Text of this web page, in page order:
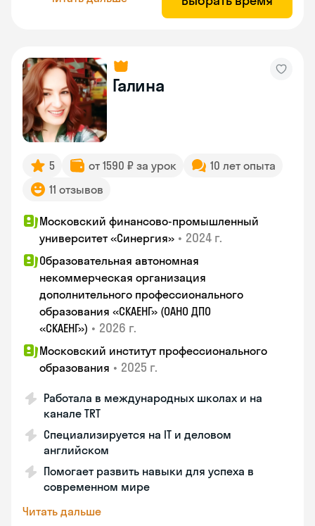
Галина
5 от 1590 ₽ за урок
10 лет опыта
11 отзывов
Московский финансово-промышленный
университет «Синергия» • 2024 г.
Образовательная автономная
некоммерческая организация
дополнительного профессионального
образования «СКАЕНГ» (ОАНО ДПО
«СКАЕНГ») • 2026 г.
Московский институт профессионального
образования • 2025 г.
Работала в международных школах и на
канале TRT
Специализируется на IT и деловом
английском
Помогает развить навыки для успеха в
современном мире
Читать дальше